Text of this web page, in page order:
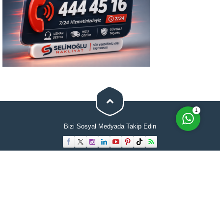
Bizi Sosyal Medyada Takip Edin
Cevap Yaz
1